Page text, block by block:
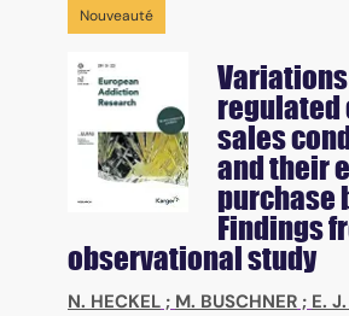
Nouveauté
regulated
sales
and their
purchase
Findings
observational study
N. HECKEL ; M. BUSCHNER ; E.